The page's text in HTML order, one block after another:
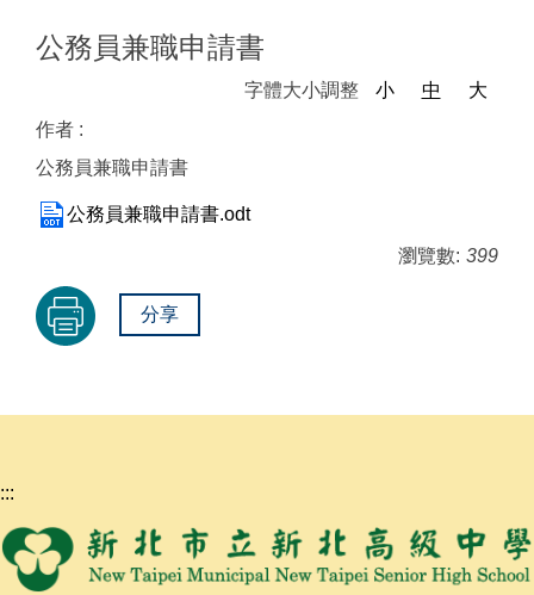
公務員兼職申請書
字體大小調整 小 中
大
作者 :
公務員兼職申請書
公務員兼職申請書.odt
瀏覽數: 399
分享
:::